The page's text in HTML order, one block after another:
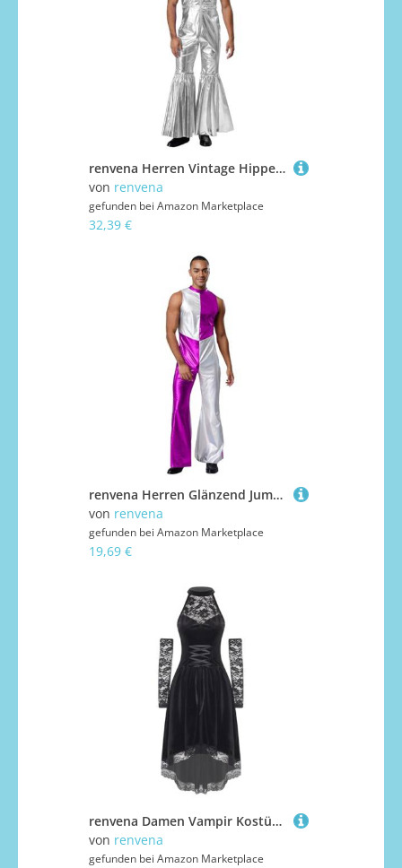
renvena Herren Vintage Hippe Kostüm Metallic Jumpsuit Einteiler Overall Ärmellos Boot Cut Disco Outfit Fasching Karneval Mottoparty Silber XXL
von renvena
gefunden bei Amazon Marketplace
32,39 €
renvena Herren Glänzend Jumpsuit Einteiler Body Ärmellos Farbblock Overall Schlager Hippe Disco Kostüm Halloween Fasching Karneval Violett M
von renvena
gefunden bei Amazon Marketplace
19,69 €
renvena Damen Vampir Kostüm Neckholder High Low Kleid Samt Partykleid mit Armstulpen Halloween Gothic Punk Hexe Kostüm Karneval Schwarz XXL
von renvena
gefunden bei Amazon Marketplace